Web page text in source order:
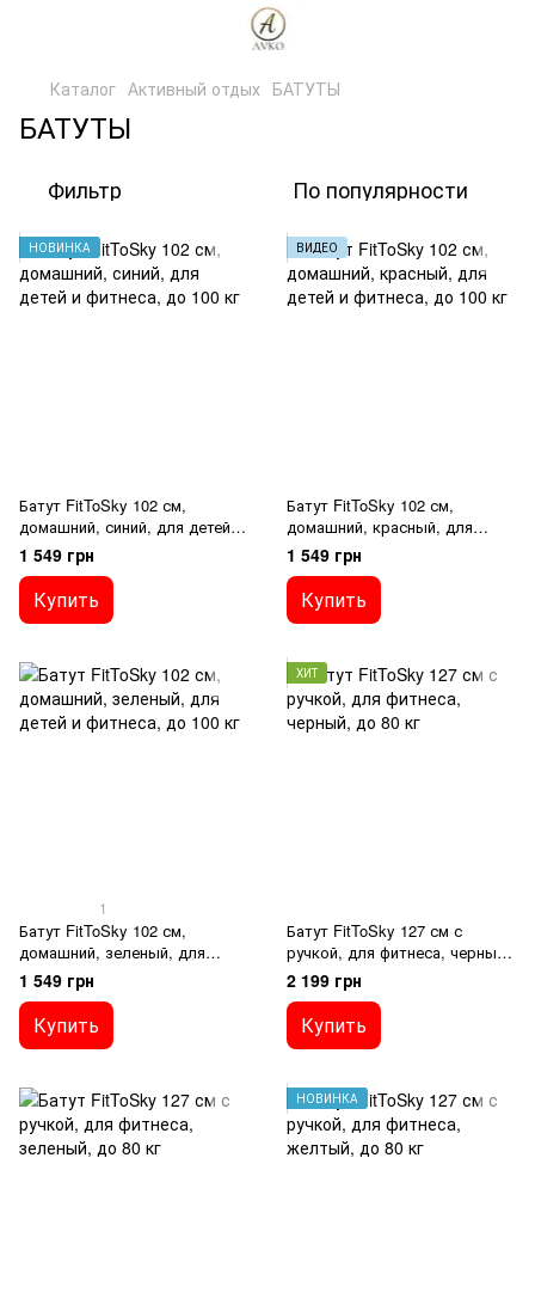
Каталог Активный отдых БАТУТЫ
БАТУТЫ
Фильтр По популярности
НОВИНКА
Батут FitToSky 102 см,
домашний, синий, для детей и
фитнеса, до 100 кг
1 549 грн
Купить
ВИДЕО
Батут FitToSky 102 см,
домашний, красный, для
детей и фитнеса, до 100 кг
1 549 грн
Купить
1
Батут FitToSky 102 см,
домашний, зеленый, для
детей и фитнеса, до 100 кг
1 549 грн
Купить
ХИТ
Батут FitToSky 127 см с
ручкой, для фитнеса, черный,
до 80 кг
2 199 грн
Купить
НОВИНКА